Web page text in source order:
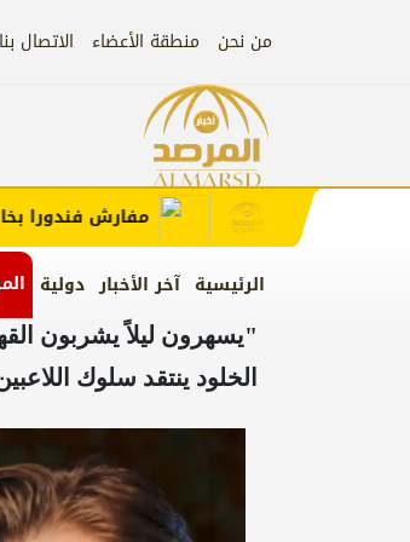
من نحن منطقة الأعضاء الاتصال بنا
الرئيسية آخر الأخبار دولية
مفارش فندورا
"يسهرون ليلاً يشربون
الخلود ينتقد سلوك